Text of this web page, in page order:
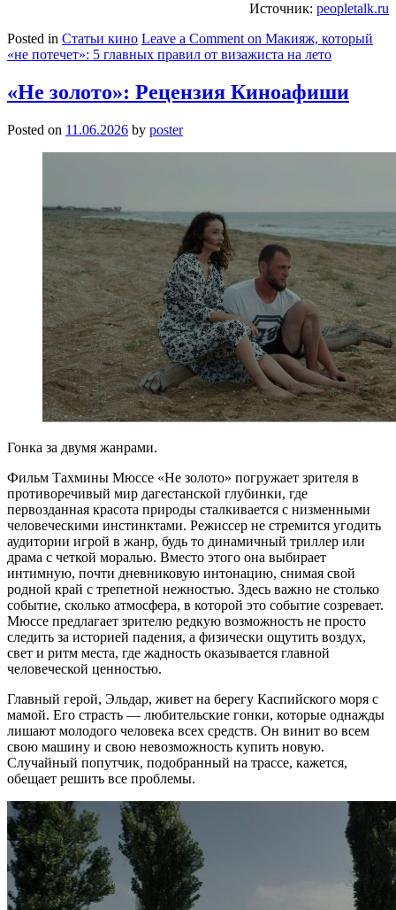
Источник: peopletalk.ru
Posted in Статьи кино Leave a Commenton Макияж, который
«не потечет»: 5 главных правил от визажиста на лето
«Не золото»: Рецензия Киноафиши
Posted on 11.06.2026 by poster
Гонка за двумя жанрами.
Фильм Тахмины Мюссе «Не золото» погружает зрителя в
противоречивый мир дагестанской глубинки, где
первозданная красота природы сталкивается с низменными
человеческими инстинктами. Режиссер не стремится угодить
аудитории игрой в жанр, будь то динамичный триллер или
драма с четкой моралью. Вместо этого она выбирает
интимную, почти дневниковую интонацию, снимая свой
родной край с трепетной нежностью. Здесь важно не столько
событие, сколько атмосфера, в которой это событие созревает.
Мюссе предлагает зрителю редкую возможность не просто
следить за историей падения, а физически ощутить воздух,
свет и ритм места, где жадность оказывается главной
человеческой ценностью.
Главный герой, Эльдар, живет на берегу Каспийского моря с
мамой. Его страсть — любительские гонки, которые однажды
лишают молодого человека всех средств. Он винит во всем
свою машину и свою невозможность купить новую.
Случайный попутчик, подобранный на трассе, кажется,
обещает решить все проблемы.